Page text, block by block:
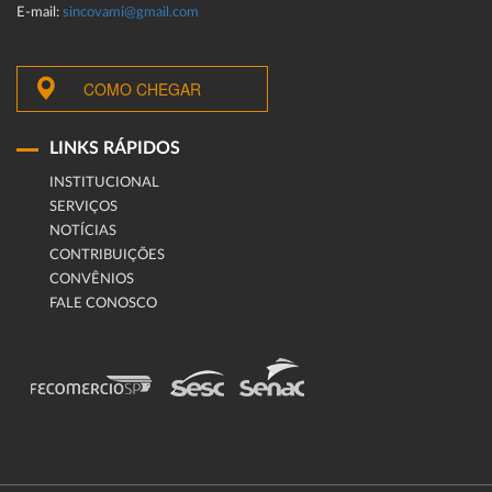
E-mail: sincovami@gmail.com
COMO CHEGAR
LINKS RÁPIDOS
INSTITUCIONAL
SERVIÇOS
NOTÍCIAS
CONTRIBUIÇÕES
CONVÊNIOS
FALE CONOSCO